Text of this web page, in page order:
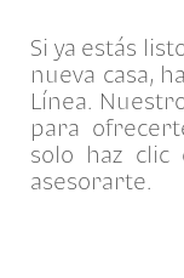
Si ya estás
nueva casa,
Línea.
para
solo haz clic
asesorarte.